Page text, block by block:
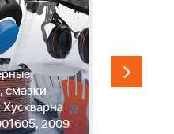
смазки
2009-